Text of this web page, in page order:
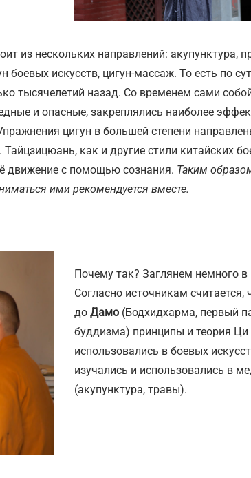
из нескольких направлений: акупунктура,
боевых искусств, цигун-массаж. То есть по
тысячелетий назад. Со временем сами
и опасные, закреплялись наиболее
цигун в большей степени
как и другие стили китайских
движение с помощью сознания. Таким
ими рекомендуется вместе.
Почему так? Заглянем немного в
Согласно источникам считается,
до Дамо (Бодхидхарма, первый
буддизма) принципы и теория Ци
использовались в боевых
изучались и использовались в
(акупунктура, травы).